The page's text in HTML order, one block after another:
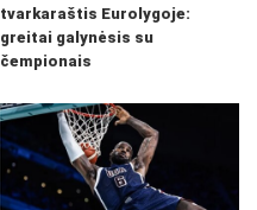
tvarkaraštis Eurolygoje:
greitai galynėsis su
čempionais